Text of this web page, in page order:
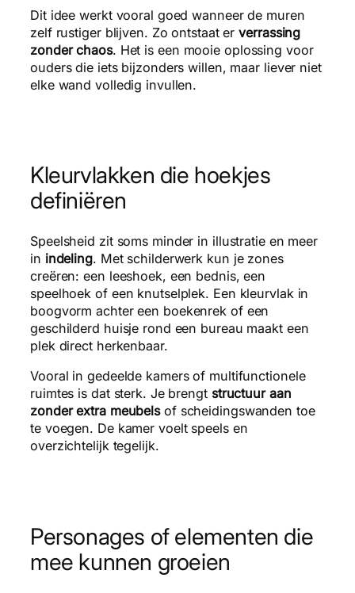
Dit idee werkt vooral goed wanneer de muren
zelf rustiger blijven. Zo ontstaat erverrassing
zonder chaos. Het is een mooie oplossing voor
ouders die iets bijzonders willen, maar liever niet
elke wand volledig invullen.
Kleurvlakken die hoekjes
definiëren
Speelsheid zit soms minder in illustratie en meer
in indeling. Met schilderwerk kun je zones
creëren: een leeshoek, een bednis, een
speelhoek of een knutselplek. Een kleurvlak in
boogvorm achter een boekenrek of een
geschilderd huisje rond een bureau maakt een
plek direct herkenbaar.
Vooral in gedeelde kamers of multifunctionele
ruimtes is dat sterk. Je brengt structuur aan
zonder extra meubelsof scheidingswanden toe
te voegen. De kamer voelt speels en
overzichtelijk tegelijk.
Personages of elementen die
mee kunnen groeien